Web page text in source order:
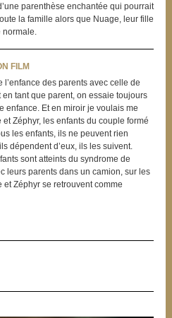
parenthèse enchantée qui pourrait
la famille alors que Nuage, leur fille
normale.
FILM
des parents avec celle de
tant que parent, on essaie toujours
enfance. Et en miroir je voulais me
Zéphyr, les enfants du couple formé
les enfants, ils ne peuvent rien
dépendent d’eux, ils les suivent.
sont atteints du syndrome de
leurs parents dans un camion, sur les
Zéphyr se retrouvent comme